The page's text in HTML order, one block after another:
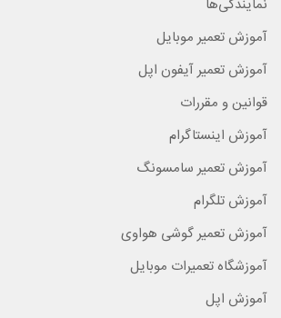
نمایندگی‌ها
آموزش تعمیر موبایل
آموزش تعمیر آیفون اپل
قوانین و مقررات
آموزش اینستاگرام
آموزش تعمیر سامسونگ
آموزش تلگرام
آموزش تعمیر گوشی هواوی
آموزشگاه تعمیرات موبایل
آموزش اپل